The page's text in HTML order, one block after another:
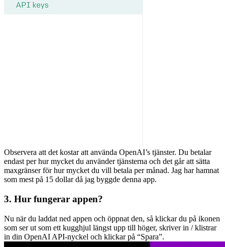
Observera att det kostar att använda OpenAI’s tjänster. Du betalar
endast per hur mycket du använder tjänsterna och det går att sätta
maxgränser för hur mycket du vill betala per månad. Jag har hamnat
som mest på 15 dollar då jag byggde denna app.
3. Hur fungerar appen?
Nu när du laddat ned appen och öppnat den, så klickar du på ikonen
som ser ut som ett kugghjul längst upp till höger, skriver in / klistrar
in din OpenAI API-nyckel och klickar på “Spara”.